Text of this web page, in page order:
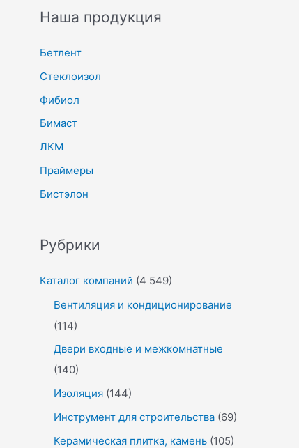
Наша продукция
Бетлент
Стеклоизол
Фибиол
Бимаст
ЛКМ
Праймеры
Бистэлон
Рубрики
Каталог компаний (4 549)
Вентиляция и кондиционирование
(114)
Двери входные и межкомнатные
(140)
Изоляция (144)
Инструмент для строительства (69)
Керамическая плитка, камень (105)